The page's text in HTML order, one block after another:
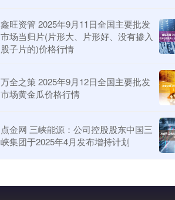
鑫旺资管 2025年9月11日全国主要批发
市场当归片(片形大、片形好、没有掺入
股子片的)价格行情
万全之策 2025年9月12日全国主要批发
市场黄金瓜价格行情
点金网 三峡能源：公司控股股东中国三
峡集团于2025年4月发布增持计划